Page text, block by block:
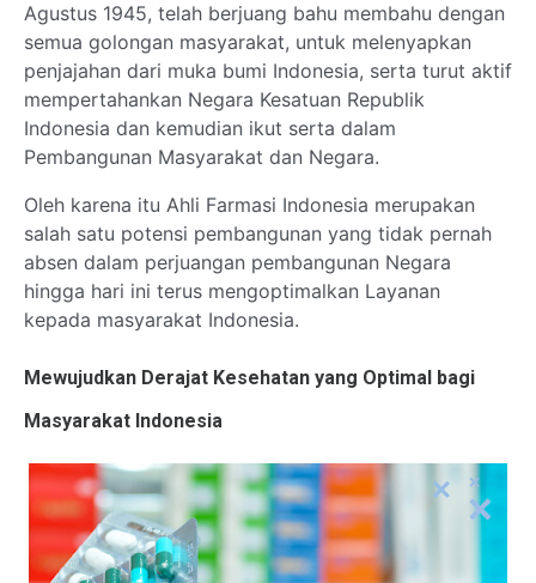
Agustus 1945, telah berjuang bahu membahu dengan
semua golongan masyarakat, untuk melenyapkan
penjajahan dari muka bumi Indonesia, serta turut aktif
mempertahankan Negara Kesatuan Republik
Indonesia dan kemudian ikut serta dalam
Pembangunan Masyarakat dan Negara.
Oleh karena itu Ahli Farmasi Indonesia merupakan
salah satu potensi pembangunan yang tidak pernah
absen dalam perjuangan pembangunan Negara
hingga hari ini terus mengoptimalkan Layanan
kepada masyarakat Indonesia.
Mewujudkan Derajat Kesehatan yang Optimal bagi
Masyarakat Indonesia